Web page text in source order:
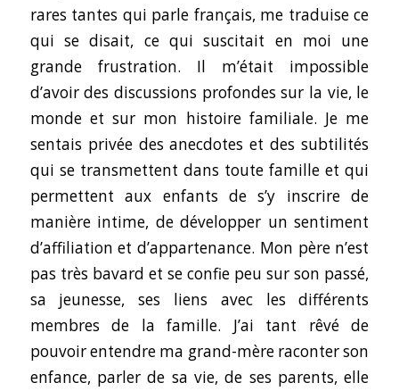
rares tantes qui parle français, me traduise ce
qui se disait, ce qui suscitait en moi une
grande frustration. Il m’était impossible
d’avoir des discussions profondes sur la vie, le
monde et sur mon histoire familiale. Je me
sentais privée des anecdotes et des subtilités
qui se transmettent dans toute famille et qui
permettent aux enfants de s’y inscrire de
manière intime, de développer un sentiment
d’affiliation et d’appartenance. Mon père n’est
pas très bavard et se confie peu sur son passé,
sa jeunesse, ses liens avec les différents
membres de la famille. J’ai tant rêvé de
pouvoir entendre ma grand-mère raconter son
enfance, parler de sa vie, de ses parents, elle